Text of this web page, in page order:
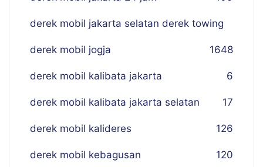
derek mobil jakarta selatan derek towing
48
derek mobil jogja 16
derek mobil kalibata jakarta 6
derek mobil kalibata jakarta selatan 17
derek mobil kalideres 126
derek mobil kebagusan 120